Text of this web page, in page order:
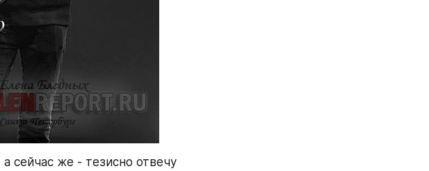
сейчас же - тезисно отвечу